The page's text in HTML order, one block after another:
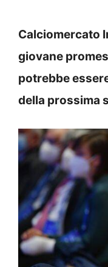
Calciomercato
giovane
potrebbe
della prossima